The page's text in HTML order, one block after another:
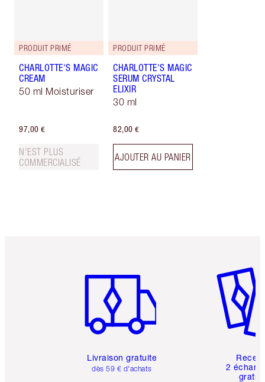
PRODUIT PRIMÉ
CHARLOTTE'S MAGIC
CREAM
50 ml Moisturiser
97,00 €
N'EST PLUS
COMMERCIALISÉ
PRODUIT PRIMÉ
CHARLOTTE'S MAGIC
SERUM CRYSTAL
ELIXIR
30 ml
82,00 €
AJOUTER AU PANIER
Livraison gratuite
dès 59 € d'achats
2